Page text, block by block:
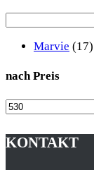
Marvie (17)
nach Preis
Min.
KONTAKT